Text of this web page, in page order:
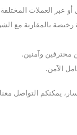
عبر العملات
رخيصة بالمقارنة مع
محترفين وآمنين.
الآمن.
يمكنكم التواصل